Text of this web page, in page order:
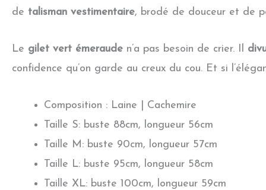
de talisman vestimentaire, brodé de douceur et de
Le gilet vert émeraude n’a pas besoin de crier. Il
confidence qu’on garde au creux du cou. Et si
Composition : Laine | Cachemire
Taille S: buste 88cm, longueur 56cm
Taille M: buste 90cm, longueur 57cm
Taille L: buste 95cm, longueur 58cm
Taille XL: buste 100cm, longueur 59cm